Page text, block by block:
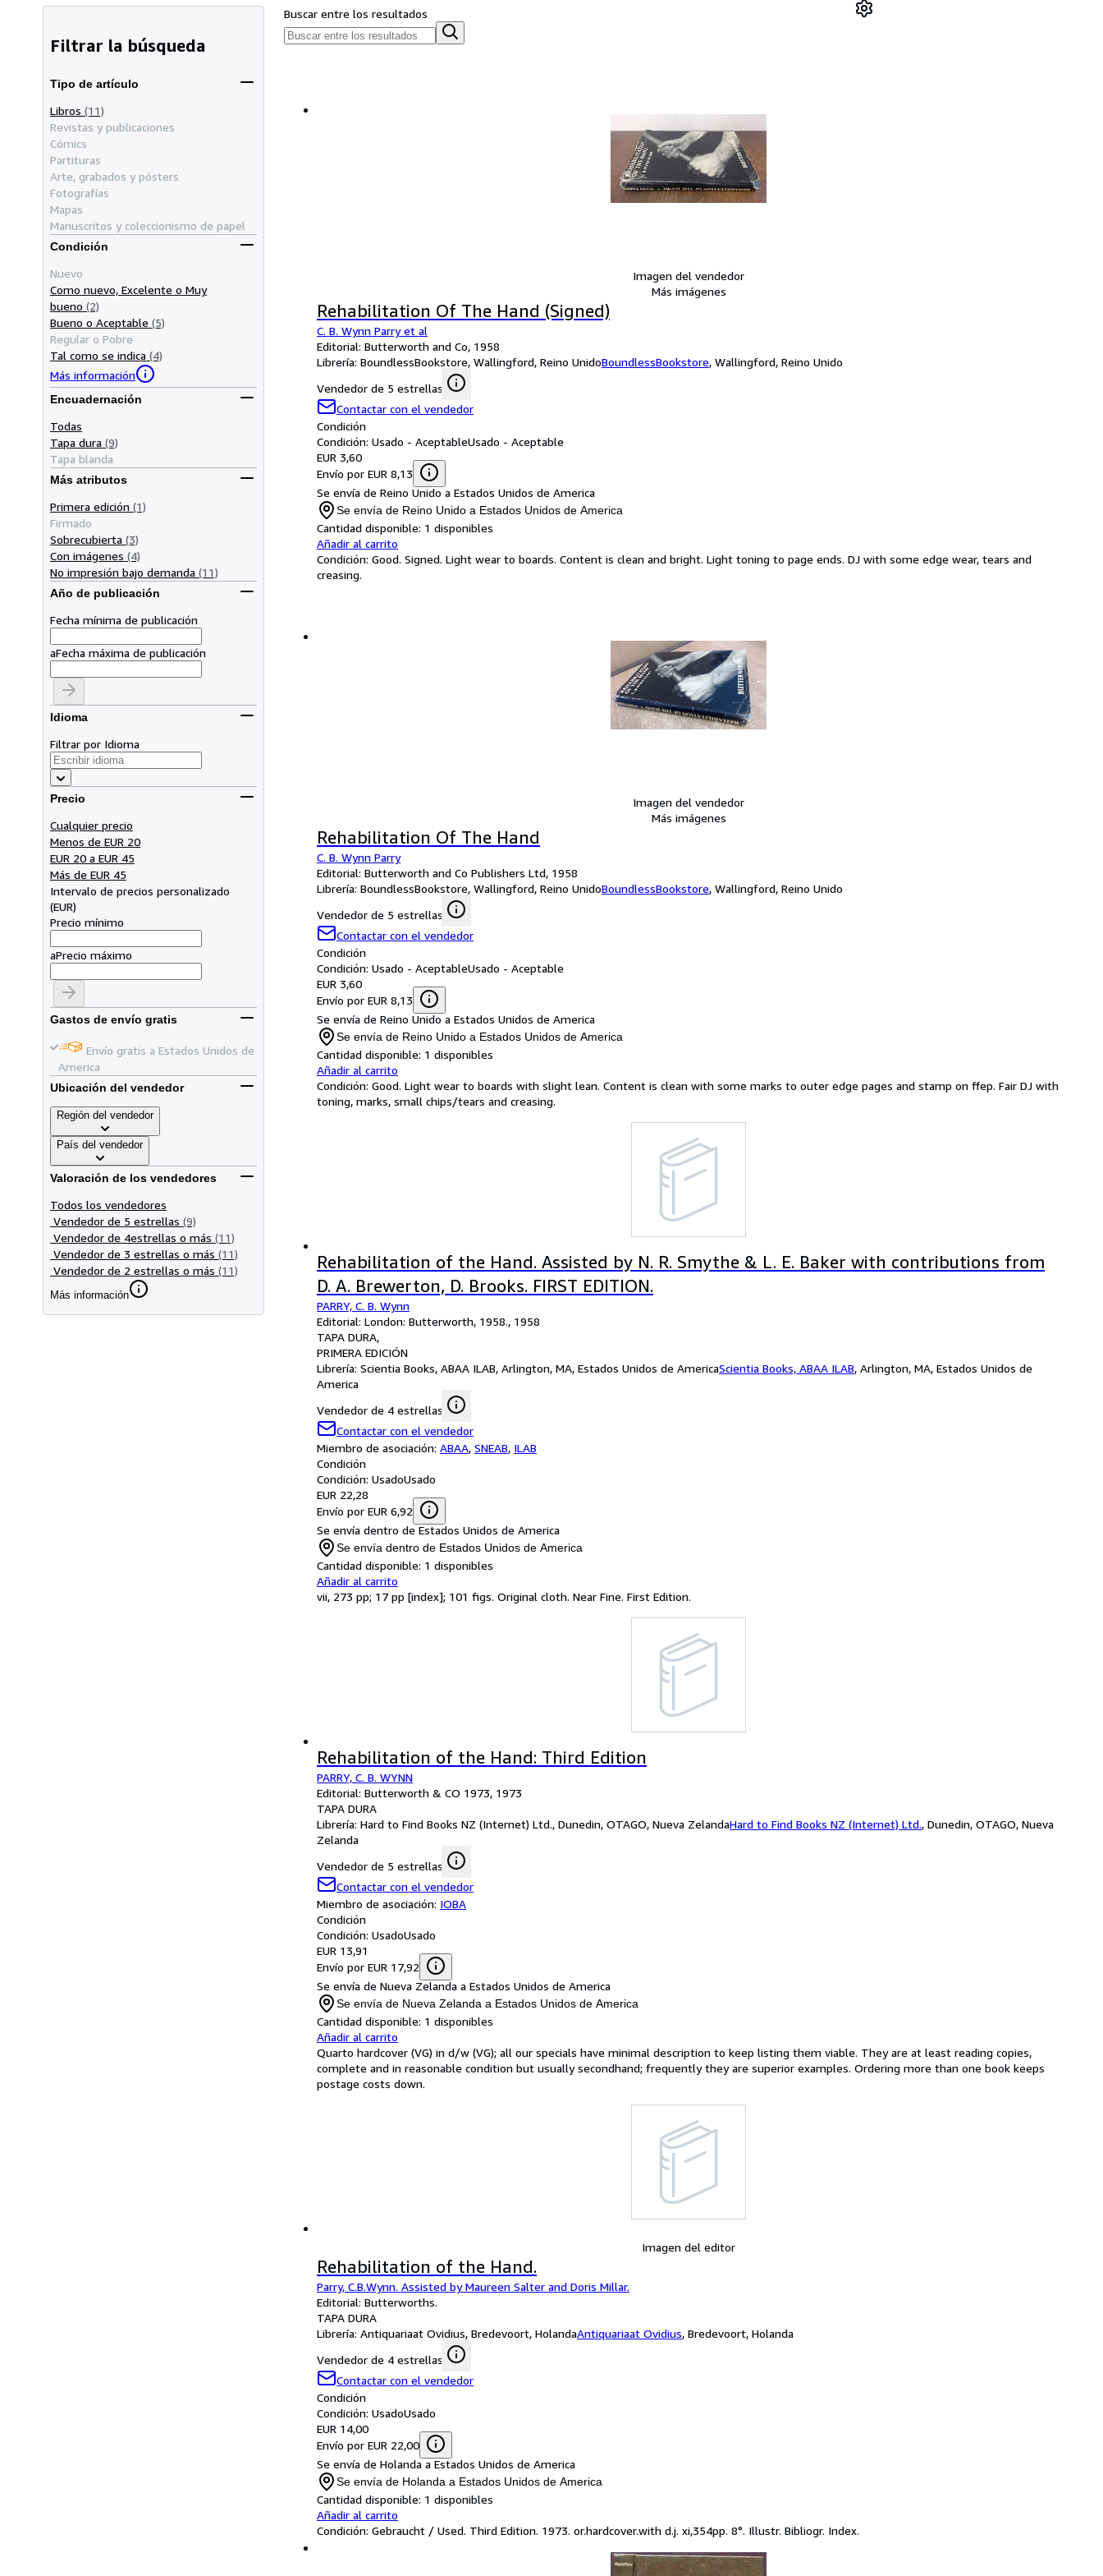
Filtrar la búsqueda
Tipo de artículo
Libros (11)
Revistas y publicaciones
Cómics
Partituras
Arte, grabados y pósters
Fotografías
Mapas
Manuscritos y coleccionismo de papel
Condición
Nuevo
Como nuevo, Excelente o Muy
bueno (2)
Bueno o Aceptable (5)
Regular o Pobre
Tal como se indica (4)
Más información
Encuadernación
Todas
Tapa dura (9)
Tapa blanda
Más atributos
Primera edición (1)
Firmado
Sobrecubierta (3)
Con imágenes (4)
No impresión bajo demanda (11)
Año de publicación
Fecha mínima de publicación
aFecha máxima de publicación
Idioma
Filtrar por Idioma
Precio
Cualquier precio
Menos de EUR 20
EUR 20 a EUR 45
Más de EUR 45
Intervalo de precios personalizado
(EUR)
Precio mínimo
aPrecio máximo
Gastos de envío gratis
Envío gratis a Estados Unidos de
America
Ubicación del vendedor
Región del vendedor
País del vendedor
Valoración de los vendedores
Todos los vendedores
Vendedor de 5 estrellas (9)
Vendedor de 4estrellas o más (11)
Vendedor de 3 estrellas o más (11)
Vendedor de 2 estrellas o más (11)
Más información
Buscar entre los resultados
Imagen del vendedor
Más imágenes
Rehabilitation Of The Hand (Signed)
C. B. Wynn Parry et al
Editorial: Butterworth and Co, 1958
Librería: BoundlessBookstore, Wallingford, Reino UnidoBoundlessBookstore, Wallingford, Reino Unido
Vendedor de 5 estrellas
Contactar con el vendedor
Condición
Condición: Usado - AceptableUsado - Aceptable
EUR 3,60
Envío por EUR 8,13
Se envía de Reino Unido a Estados Unidos de America
Se envía de Reino Unido a Estados Unidos de America
Cantidad disponible: 1 disponibles
Añadir al carrito
Condición: Good. Signed. Light wear to boards. Content is clean and bright. Light toning to page ends. DJ with some edge wear, tears and
creasing.
Imagen del vendedor
Más imágenes
Rehabilitation Of The Hand
C. B. Wynn Parry
Editorial: Butterworth and Co Publishers Ltd, 1958
Librería: BoundlessBookstore, Wallingford, Reino UnidoBoundlessBookstore, Wallingford, Reino Unido
Vendedor de 5 estrellas
Contactar con el vendedor
Condición
Condición: Usado - AceptableUsado - Aceptable
EUR 3,60
Envío por EUR 8,13
Se envía de Reino Unido a Estados Unidos de America
Se envía de Reino Unido a Estados Unidos de America
Cantidad disponible: 1 disponibles
Añadir al carrito
Condición: Good. Light wear to boards with slight lean. Content is clean with some marks to outer edge pages and stamp on ffep. Fair DJ with
toning, marks, small chips/tears and creasing.
Rehabilitation of the Hand. Assisted by N. R. Smythe & L. E. Baker with contributions from
D. A. Brewerton, D. Brooks. FIRST EDITION.
PARRY, C. B. Wynn
Editorial: London: Butterworth, 1958., 1958
TAPA DURA
PRIMERA EDICIÓN
Librería: Scientia Books, ABAA ILAB, Arlington, MA, Estados Unidos de AmericaScientia Books, ABAA ILAB, Arlington, MA, Estados Unidos de
America
Vendedor de 4 estrellas
Contactar con el vendedor
Miembro de asociación: ABAA, SNEAB, ILAB
Condición
Condición: UsadoUsado
EUR 22,28
Envío por EUR 6,92
Se envía dentro de Estados Unidos de America
Se envía dentro de Estados Unidos de America
Cantidad disponible: 1 disponibles
Añadir al carrito
vii, 273 pp; 17 pp [index]; 101 figs. Original cloth. Near Fine. First Edition.
Rehabilitation of the Hand: Third Edition
PARRY, C. B. WYNN
Editorial: Butterworth & CO 1973, 1973
TAPA DURA
Librería: Hard to Find Books NZ (Internet) Ltd., Dunedin, OTAGO, Nueva ZelandaHard to Find Books NZ (Internet) Ltd., Dunedin, OTAGO, Nueva
Zelanda
Vendedor de 5 estrellas
Contactar con el vendedor
Miembro de asociación: IOBA
Condición
Condición: UsadoUsado
EUR 13,91
Envío por EUR 17,92
Se envía de Nueva Zelanda a Estados Unidos de America
Se envía de Nueva Zelanda a Estados Unidos de America
Cantidad disponible: 1 disponibles
Añadir al carrito
Quarto hardcover (VG) in d/w (VG); all our specials have minimal description to keep listing them viable. They are at least reading copies,
complete and in reasonable condition but usually secondhand; frequently they are superior examples. Ordering more than one book keeps
postage costs down.
Imagen del editor
Rehabilitation of the Hand.
Parry, C.B.Wynn. Assisted by Maureen Salter and Doris Millar.
Editorial: Butterworths.
TAPA DURA
Librería: Antiquariaat Ovidius, Bredevoort, HolandaAntiquariaat Ovidius, Bredevoort, Holanda
Vendedor de 4 estrellas
Contactar con el vendedor
Condición
Condición: UsadoUsado
EUR 14,00
Envío por EUR 22,00
Se envía de Holanda a Estados Unidos de America
Se envía de Holanda a Estados Unidos de America
Cantidad disponible: 1 disponibles
Añadir al carrito
Condición: Gebraucht / Used. Third Edition. 1973. or.hardcover.with d.j. xi,354pp. 8°. Illustr. Bibliogr. Index.